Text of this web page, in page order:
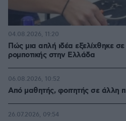
Πώς μια απλή ιδέα εξελίχθηκε
ρομποτικής στην Ελλάδα
04.08.2026, 11:20
Από μαθητής, φοιτητής σε άλλη
06.08.2026, 10:52
26.07.2026, 09:54